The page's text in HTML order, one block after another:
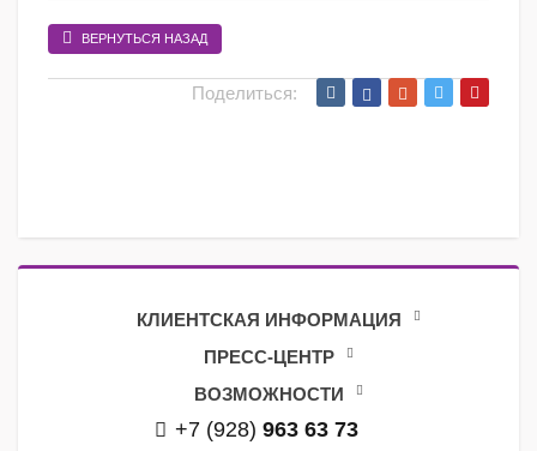
ВЕРНУТЬСЯ НАЗАД
Поделиться:
КЛИЕНТСКАЯ ИНФОРМАЦИЯ
ПРЕСС-ЦЕНТР
ВОЗМОЖНОСТИ
+7 (928) 963 63 73